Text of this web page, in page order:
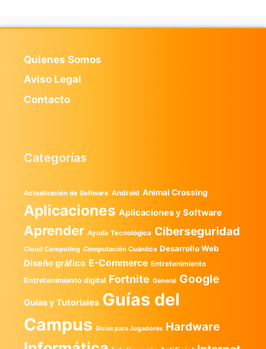
Quienes Somos
Aviso Legal
Contacto
Categorías
Actualización de Software Android Animal Crossing
Aplicaciones Aplicaciones y Software
Aprender Ayuda Tecnológica Ciberseguridad
Cloud Computing Computación Cuántica Desarrollo Web
Diseño gráfico E-Commerce Entretenimiento
Entretenimiento digital Fortnite General Google
Guias y Tutoriales Guías del
Campus Guías para Jugadores Hardware